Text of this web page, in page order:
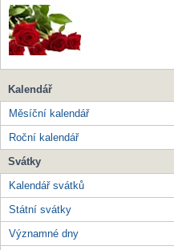
Kalendář
Měsíční kalendář
Roční kalendář
Svátky
Kalendář svátků
Státní svátky
Významné dny